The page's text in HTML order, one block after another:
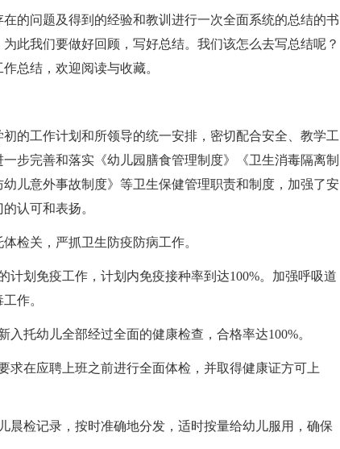
的问题及得到的经验和教训进行一次全面系统的总结的书
此我们要做好回顾，写好总结。我们该怎么去写总结呢？
总结，欢迎阅读与收藏。
的工作计划和所领导的统一安排，密切配合安全、教学工
步完善和落实《幼儿园膳食管理制度》《卫生消毒隔离制
儿意外事故制度》等卫生保健管理职责和制度，加强了安
认可和表扬。
检关，严抓卫生防疫防病工作。
计划免疫工作，计划内免疫接种率到达100%。加强呼吸道
作。
托幼儿全部经过全面的健康检查，合格率达100%。
求在应聘上班之前进行全面体检，并取得健康证方可上
晨检记录，按时准确地分发，适时按量给幼儿服用，确保